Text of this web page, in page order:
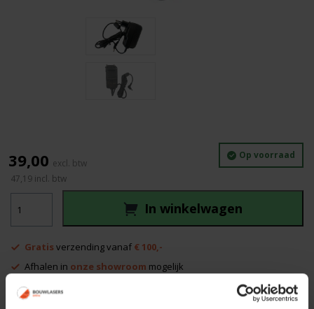
Op voorraad
Lino
lader
47,19 incl. btw
In winkelwagen
39,00
Gratis verzending vanaf € 100,-
Afhalen in onze showroom mogelijk
Voor 15:00 besteld is